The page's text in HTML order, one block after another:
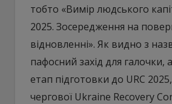
тобто «Вимір людського
2025. Зосередження на
відновленні». Як видно з
пафосний захід для галочки,
етап підготовки до URC
чергової Ukraine Recovery